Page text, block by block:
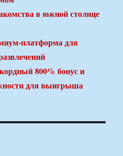
в южной столице
платформа для
800% бонус и
для выигрыша